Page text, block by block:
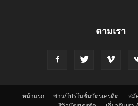
ตามเรา
หน้าแรก ข่าว/โปรโมชั่นบัตรเครดิต
สมั